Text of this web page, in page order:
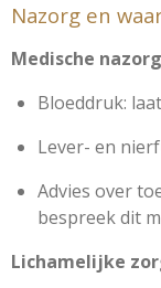
Nazorg en
Medische nazorg
Bloeddruk:
Lever- en
Advies over
bespreek dit
Lichamelijke